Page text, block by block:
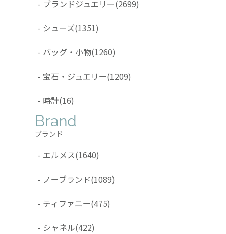
- ブランドジュエリー(2699)
- シューズ(1351)
- バッグ・小物(1260)
- 宝石・ジュエリー(1209)
- 時計(16)
Brand
ブランド
- エルメス(1640)
- ノーブランド(1089)
- ティファニー(475)
- シャネル(422)